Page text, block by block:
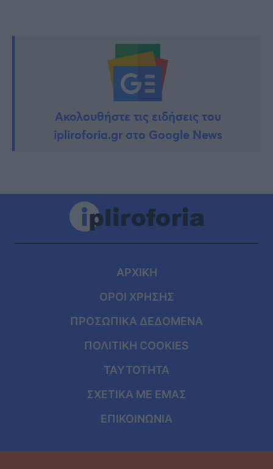
Ακολουθήστε τις ειδήσεις του
ipliroforia.gr στο Google News
ΑΡΧΙΚΗ
ΟΡΟΙ ΧΡΗΣΗΣ
ΠΡΟΣΩΠΙΚΑ ΔΕΔΟΜΕΝΑ
ΠΟΛΙΤΙΚΗ COOKIES
ΤΑΥΤΟΤΗΤΑ
ΣΧΕΤΙΚΑ ΜΕ ΕΜΑΣ
ΕΠΙΚΟΙΝΩΝΙΑ